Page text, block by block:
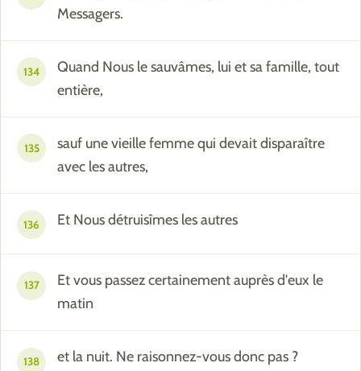
Messagers.
134
Quand Nous le sauvâmes, lui et sa famille, tout
entière,
135
sauf une vieille femme qui devait disparaître
avec les autres,
136 Et Nous détruisîmes les autres
137
Et vous passez certainement auprès d'eux le
matin
138 et la nuit. Ne raisonnez-vous donc pas ?